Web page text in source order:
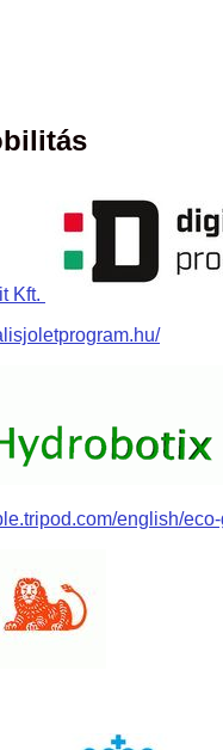
Kft.
english/eco-